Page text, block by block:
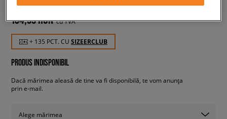
134,99 RON cu TVA
+ 135 PCT. CU SIZEERCLUB
PRODUS INDISPONIBIL
Dacă mărimea aleasă de tine va fi disponibilă, te vom anunța
prin e-mail.
Alege mărimea